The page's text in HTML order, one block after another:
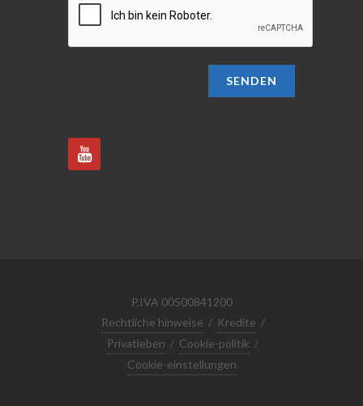
SENDEN
P.IVA 00500841200
Rechtliche hinweise / Kredite /
Privatleben / Cookie-politik /
Cookie-einstellungen